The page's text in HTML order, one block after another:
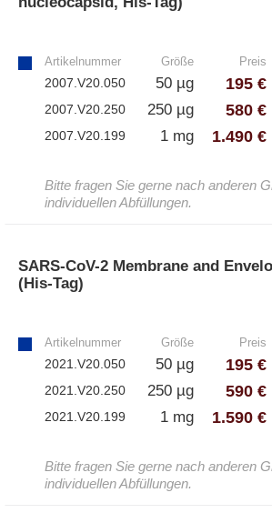
– Alle PeptiGrowth Produkte
Diaclone
– Alle Diaclone Produkte
– ELISA-Kits
Antikörper
– Anti-murine
– Anti-rat
White Label und
Artikelnummer Größe Preis
2007.V20.050 50 µg 195 €
2007.V20.250 250 µg 580 €
2007.V20.199 1 mg 1.490 €
Bitte fragen Sie gerne nach anderen
individuellen Abfüllungen.
SARS-CoV-2 Membrane and
(His-Tag)
Artikelnummer Größe Preis
2021.V20.050 50 µg 195 €
2021.V20.250 250 µg 590 €
2021.V20.199 1 mg 1.590 €
Bitte fragen Sie gerne nach anderen
individuellen Abfüllungen.